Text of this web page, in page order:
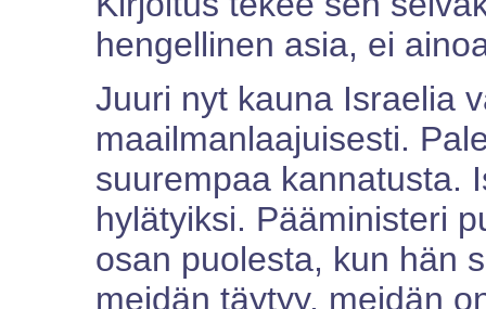
hengellinen asia, ei
Juuri nyt kauna Israelia
maailmanlaajuisesti.
suurempaa kannatusta.
hylätyiksi. Pääministeri
osan puolesta, kun hän
meidän täytyy, meidän